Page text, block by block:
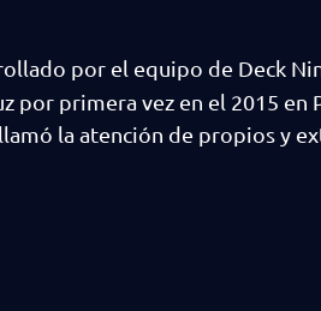
por el equipo de Deck
primera vez en el 2015 en
la atención de propios y